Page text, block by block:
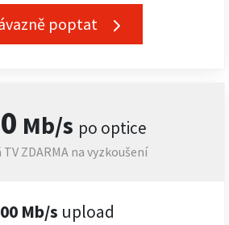
poptat
Mb/s po optice
ZDARMA na vyzkoušení
Mb/s upload